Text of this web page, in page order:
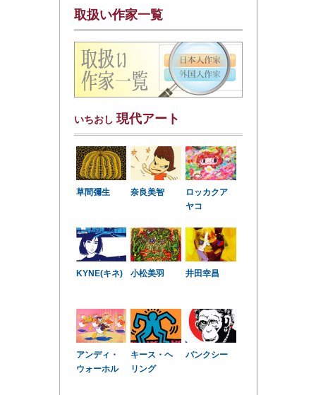
取扱い作家一覧
いちおし 現代アート
草間彌生 奈良美智
ロッカクア
ヤコ
KYNE(キネ) 小松美羽 井田幸昌
アンディ・
ウォーホル
キース・ヘ
リング
バンクシー